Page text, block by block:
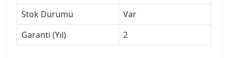
Stok Durumu
Var
Garanti (Yıl)
2